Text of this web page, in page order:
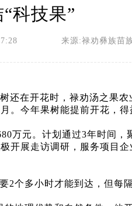
科技果”
来源:禄劝彝族苗族自
还在开花时，禄劝汤之果
。今年果树能提前开花，
万元。计划通过3年时间
开展走访调研，服务项目
2个多小时才能到达，但每